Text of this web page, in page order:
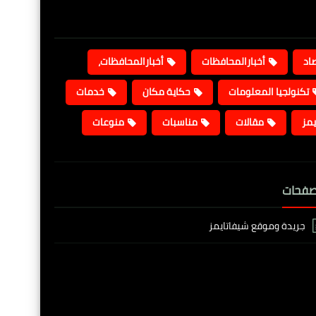
أخبارالمحافظات
أخبارالمحافظات،
تكنولجيا المعلومات
حكاية مكان
خدمات
مقالات مناسبات منوعات
جريدة وموقع شيفاتايمز